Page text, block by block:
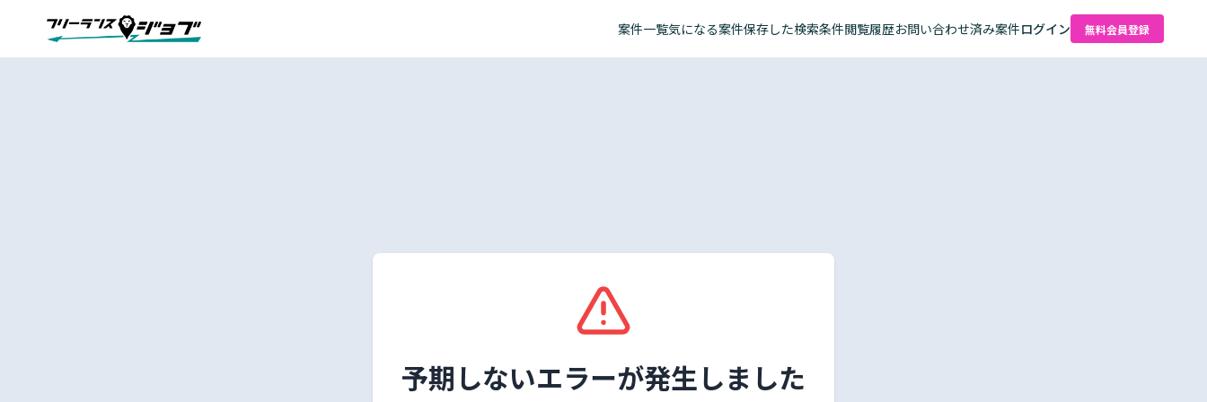
案件一覧気になる案件保存した検索条件閲覧履歴お問い合わせ済み案件ログイン 無料会員登録
予期しないエラーが発生しました